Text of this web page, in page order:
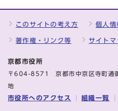
このサイトの考え方 個人情
著作権・リンク等 サイトマ
京都市役所
〒604-8571 京都市中京区寺町通
地
市役所へのアクセス 組織一覧